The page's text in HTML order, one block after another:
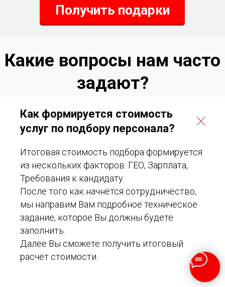
Получить подарки
Как формируется стоимость
услуг по подбору персонала?
Итоговая стоимость подбора формируется
из нескольких факторов: ГЕО, Зарплата,
Требования к кандидату.
После того как начнётся сотрудничество,
мы направим Вам подробное техническое
задание, которое Вы должны будете
заполнить.
Далее Вы сможете получить итоговый
расчёт стоимости.